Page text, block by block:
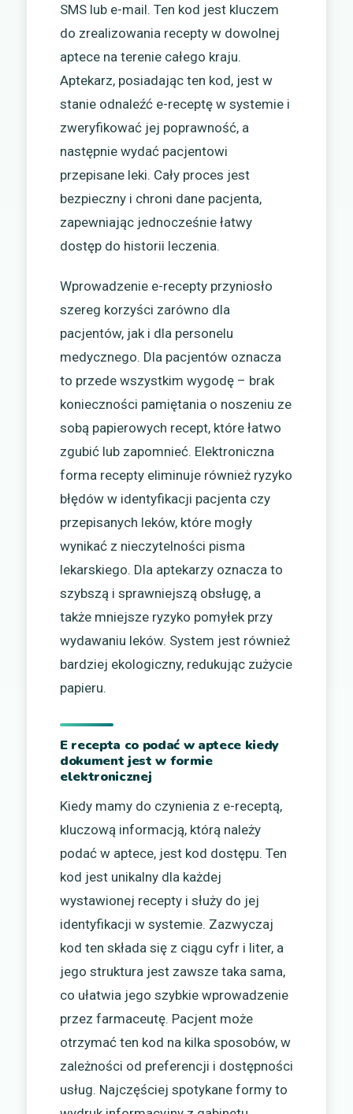
SMS lub e-mail. Ten kod jest kluczem
do zrealizowania recepty w dowolnej
aptece na terenie całego kraju.
Aptekarz, posiadając ten kod, jest w
stanie odnaleźć e-receptę w systemie i
zweryfikować jej poprawność, a
następnie wydać pacjentowi
przepisane leki. Cały proces jest
bezpieczny i chroni dane pacjenta,
zapewniając jednocześnie łatwy
dostęp do historii leczenia.
Wprowadzenie e-recepty przyniosło
szereg korzyści zarówno dla
pacjentów, jak i dla personelu
medycznego. Dla pacjentów oznacza
to przede wszystkim wygodę – brak
konieczności pamiętania o noszeniu ze
sobą papierowych recept, które łatwo
zgubić lub zapomnieć. Elektroniczna
forma recepty eliminuje również ryzyko
błędów w identyfikacji pacjenta czy
przepisanych leków, które mogły
wynikać z nieczytelności pisma
lekarskiego. Dla aptekarzy oznacza to
szybszą i sprawniejszą obsługę, a
także mniejsze ryzyko pomyłek przy
wydawaniu leków. System jest również
bardziej ekologiczny, redukując zużycie
papieru.
E recepta co podać w aptece kiedy
dokument jest w formie
elektronicznej
Kiedy mamy do czynienia z e-receptą,
kluczową informacją, którą należy
podać w aptece, jest kod dostępu. Ten
kod jest unikalny dla każdej
wystawionej recepty i służy do jej
identyfikacji w systemie. Zazwyczaj
kod ten składa się z ciągu cyfr i liter, a
jego struktura jest zawsze taka sama,
co ułatwia jego szybkie wprowadzenie
przez farmaceutę. Pacjent może
otrzymać ten kod na kilka sposobów, w
zależności od preferencji i dostępności
usług. Najczęściej spotykane formy to